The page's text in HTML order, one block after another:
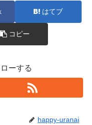
はてブ
コピー
ーする
happy-uranai